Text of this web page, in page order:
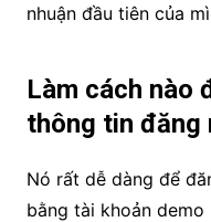
nhuận đầu tiên của
Làm cách nào
thông tin đăng
Nó rất dễ dàng để
bằng tài khoản